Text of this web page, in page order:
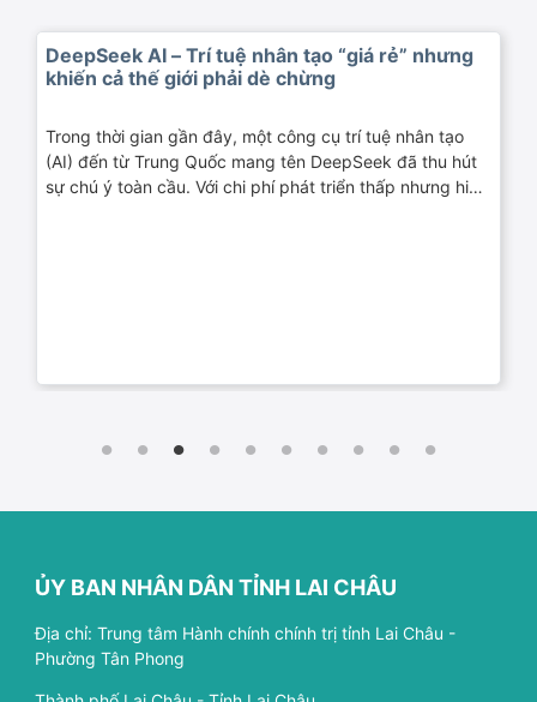
DeepSeek AI – Trí tuệ nhân tạo “giá rẻ” nhưng
khiến cả thế giới phải dè chừng
Trong thời gian gần đây, một công cụ trí tuệ nhân tạo
(AI) đến từ Trung Quốc mang tên DeepSeek đã thu hút
sự chú ý toàn cầu. Với chi phí phát triển thấp nhưng hiệu
ỦY BAN NHÂN DÂN TỈNH LAI CHÂU
Địa chỉ: Trung tâm Hành chính chính trị tỉnh Lai Châu -
Phường Tân Phong